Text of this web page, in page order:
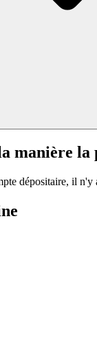
manière la
dépositaire, il